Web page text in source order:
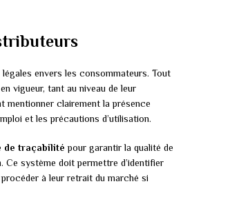
envers les consommateurs. Tout
vigueur, tant au niveau de leur
mentionner clairement la présence
et les précautions d’utilisation.
de traçabilité pour garantir la qualité de
système doit permettre d’identifier
à leur retrait du marché si